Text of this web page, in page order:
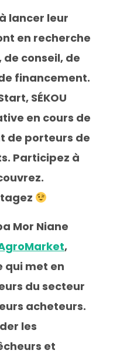
lancer leur
en recherche
conseil, de
financement.
SÉKOU
en cours de
de porteurs de
Participez à
Mor Niane
,
met en
du secteur
acheteurs.
les
et